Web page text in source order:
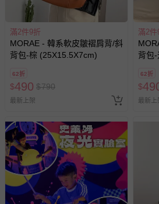
商品如因「價格、組合」等錯誤原
會主動以簡訊及mail通知訂單取消
償。
滿2件9折
MORAE - 韓系軟皮皺褶肩背/斜
背包-棕 (25X15.5X7cm)
62折
$490 $790
最新上架
滿2件
背包
62折
$
最新上